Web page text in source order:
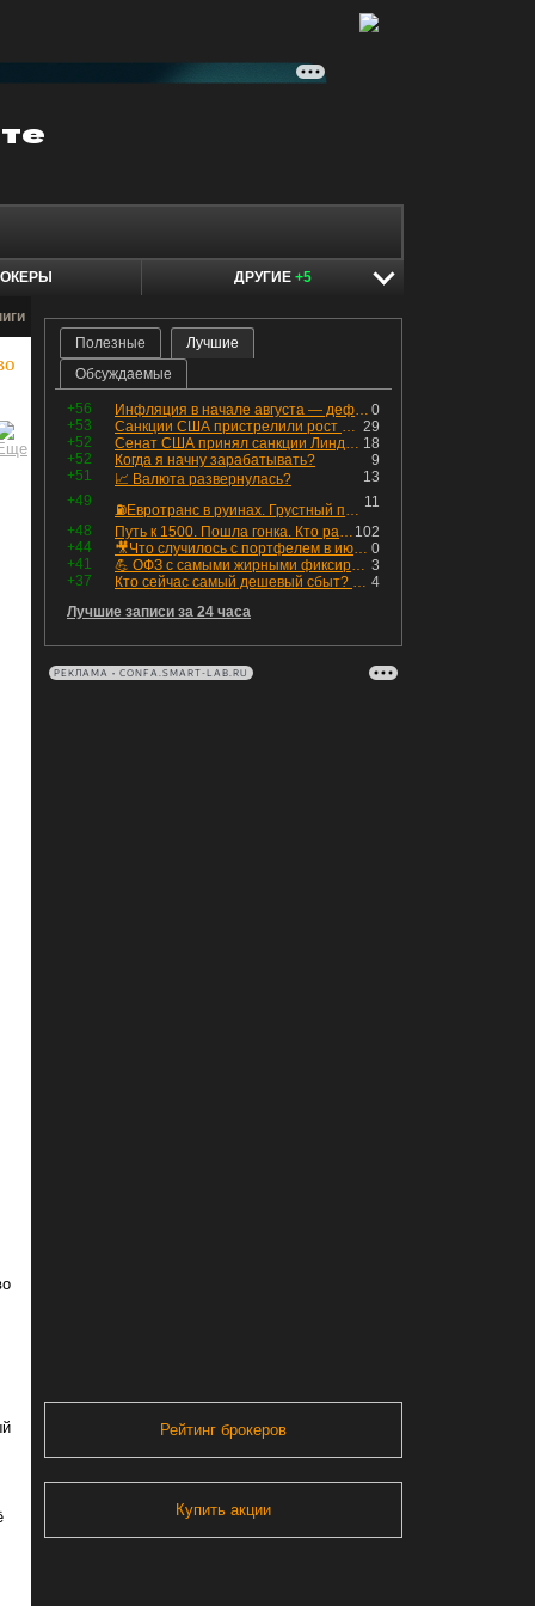
ДРУГИЕ +5
Полезные
Лучшие
Обсуждаемые
+56 0
Инфляция в начале августа — дефляция из-за топлива и плодоовощной корзины, но услуги продолжают дорожать, а рубль начал ослабевать.
+53
29
Санкции США пристрелили рост акций в России
+52
18
Сенат США принял санкции Линдси Грэма против России
+52
9
Когда я начну зарабатывать?
+51
13
📈 Валюта развернулась?
+49
11
⛽️Евротранс в руинах. Грустный пост😶😞 Что изменилось в облигациях?
+48
102
Путь к 1500. Пошла гонка. Кто раньше продаст.
+44
0
🎥Что случилось с портфелем в июле - честный разбор / Инвестировать Просто
+41
3
💪 ОФЗ с самыми жирными фиксированными купонами
+37
4
Кто сейчас самый дешевый сбыт? Сводный пост по сбытовым компаниям по отчетам РСБУ за Q2 26г.
Лучшие записи за 24 часа
РЕКЛАМА • CONFA.SMART-LAB.RU
Рейтинг брокеров
Купить акции